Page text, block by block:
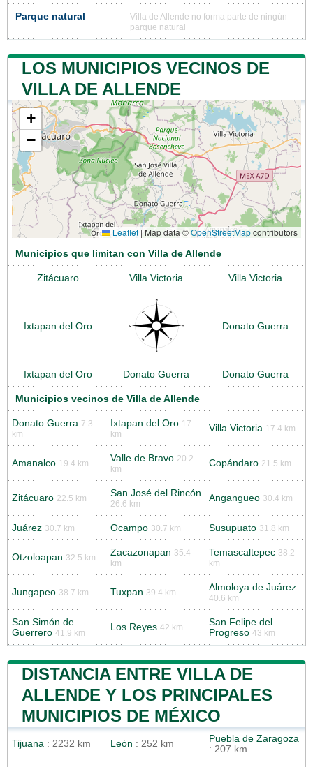
Parque natural
Villa de Allende no forma parte de ningún
parque natural
LOS MUNICIPIOS VECINOS DE
VILLA DE ALLENDE
+
−
Leaflet | Map data ©OpenStreetMapcontributors
Municipios que limitan con Villa de Allende
Zitácuaro Villa Victoria Villa Victoria
Ixtapan del Oro Donato Guerra
Ixtapan del Oro Donato Guerra Donato Guerra
Municipios vecinos de Villa de Allende
Donato Guerra 7.3
km
Ixtapan del Oro 17
km
Villa Victoria 17.4 km
Amanalco 19.4 km Valle de Bravo 20.2
km
Copándaro 21.5 km
Zitácuaro 22.5 km San José del Rincón
26.6 km
Angangueo 30.4 km
Juárez 30.7 km Ocampo 30.7 km Susupuato 31.8 km
Otzoloapan 32.5 km Zacazonapan 35.4
km
Temascaltepec 38.2
km
Jungapeo 38.7 km Tuxpan 39.4 km Almoloya de Juárez
40.6 km
San Simón de
Guerrero 41.9 km
Los Reyes 42 km
San Felipe del
Progreso 43 km
DISTANCIA ENTRE VILLA DE
ALLENDE Y LOS PRINCIPALES
MUNICIPIOS DE MÉXICO
Tijuana : 2232 km León : 252 km
Puebla de Zaragoza
: 207 km